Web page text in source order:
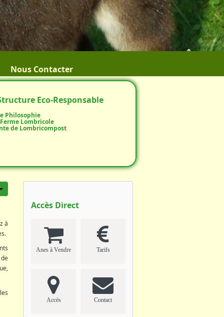
Nous Contacter
Eco-Responsable
Philosophie
Lombricole
de Lombricompost
à
Accès Direct
Anes à Vendre Tarifs
Accès Contact